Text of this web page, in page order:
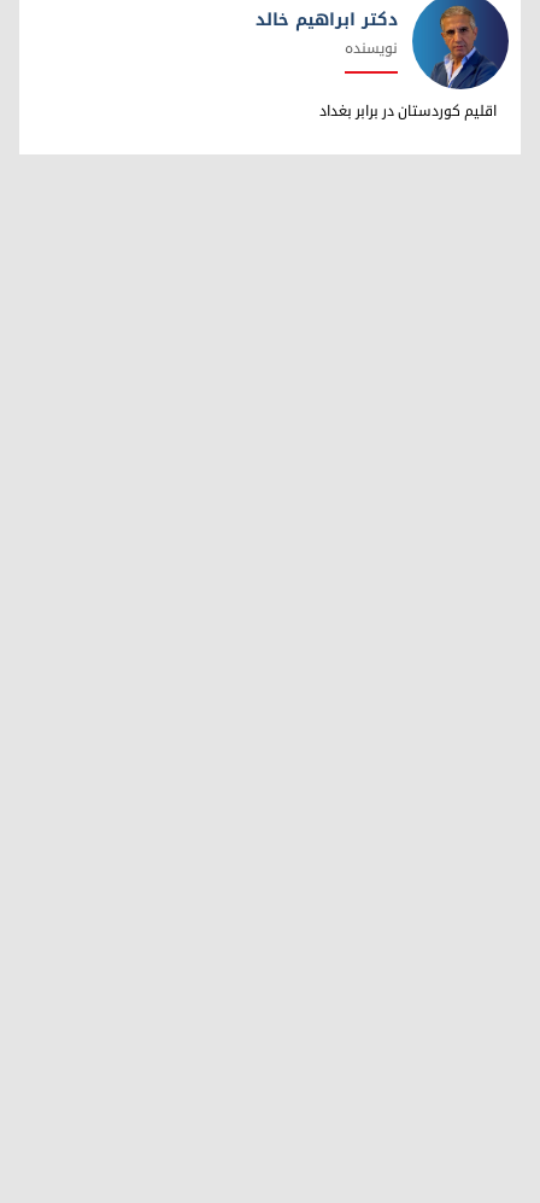
دکتر ابراهیم خالد
دکتر ابراهیم خالد
نویسنده
اقلیم کوردستان در برابر بغداد